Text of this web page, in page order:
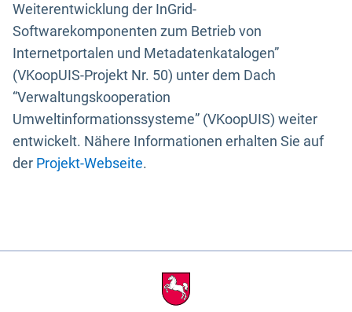
Weiterentwicklung der InGrid-
Softwarekomponenten zum Betrieb von
Internetportalen und Metadatenkatalogen”
(VKoopUIS-Projekt Nr. 50) unter dem Dach
“Verwaltungskooperation
Umweltinformationssysteme” (VKoopUIS) weiter
entwickelt. Nähere Informationen erhalten Sie auf
der Projekt-Webseite.